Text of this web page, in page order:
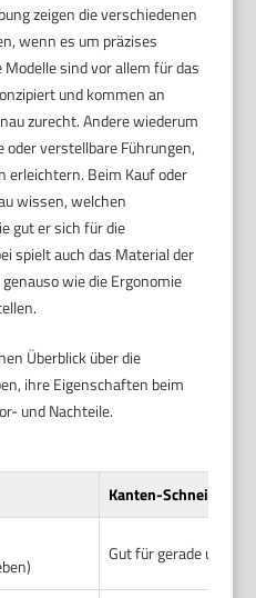
zeigen die verschiedenen
wenn es um präzises
sind vor allem für das
und kommen an
zurecht. Andere wiederum
verstellbare Führungen,
erleichtern. Beim Kauf oder
wissen, welchen
gut er sich für die
spielt auch das Material der
wie die Ergonomie
Überblick über die
ihre Eigenschaften beim
und Nachteile.
Kanten-
Gut für gerade und